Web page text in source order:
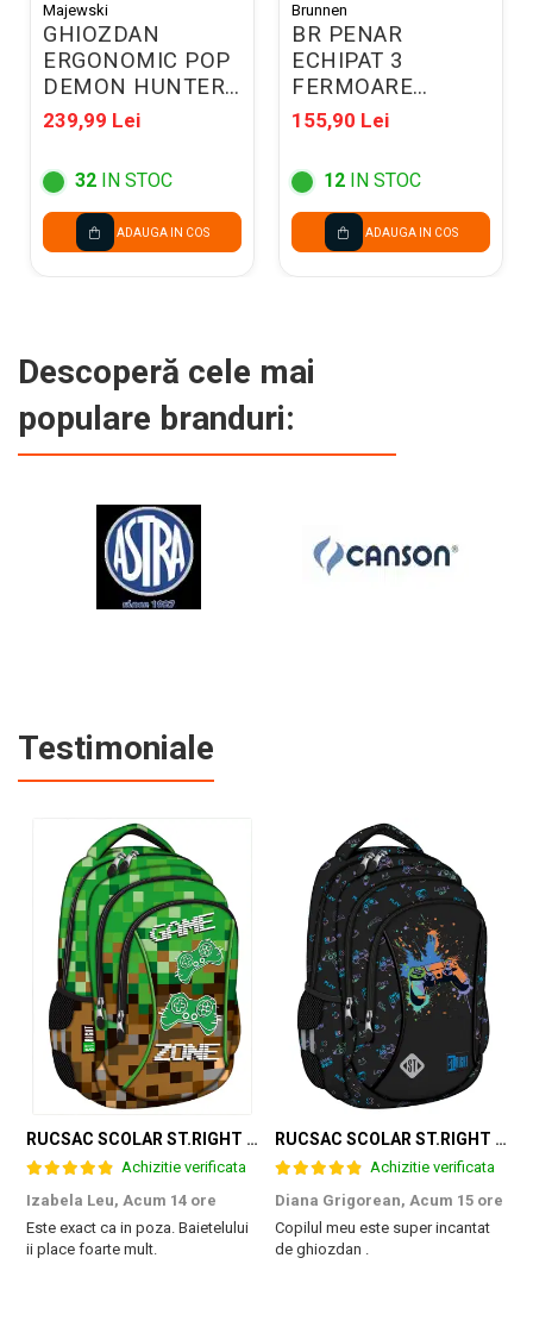
Majewski
GHIOZDAN
ERGONOMIC POP
DEMON HUNTERS
VIOLET 304774
239,99 Lei
32 IN STOC
ADAUGA IN COS
Brunnen
BR PENAR
ECHIPAT 3
FERMOARE
BRUNNEN SAFARI
WORLD 49121221
155,90 Lei
12 IN STOC
ADAUGA IN COS
Descoperă cele mai
populare branduri:
Testimoniale
RUCSAC SCOLAR ST.RIGHT 3 COMPARTIMENTE GAME ZONE BP-26 301384
Achizitie verificata
Izabela Leu, Acum 14 ore
Este exact ca in poza. Baietelului
ii place foarte mult.
RUCSAC SCOLAR ST.RIGHT 3 COMPARTIMENTE GAME CONTROLLER SPLASH BP-26 697562
Achizitie verificata
Diana Grigorean, Acum 15 ore
Copilul meu este super incantat
de ghiozdan .